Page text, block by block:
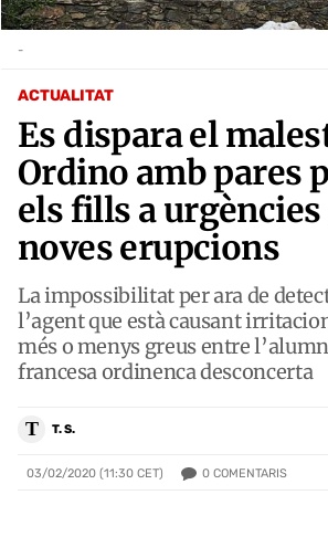
ACTUALITAT
Es dispara el
Ordino amb pares
els fills a
noves erupcions
La impossibilitat per ara de
l’agent que està causant
més o menys greus entre
francesa ordinenca desconcerta
T T. S.
03/02/2020 (11:30 CET) 0 COMENTARIS
-